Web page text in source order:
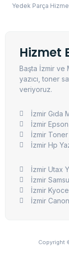
Yedek Parça
Hizmet
Başta İzmir ve
yazıcı, toner
veriyoruz.
İzmir Gıda
İzmir Epson
İzmir
İzmir Hp
İzmir Utax
İzmir
İzmir
İzmir
Copyright